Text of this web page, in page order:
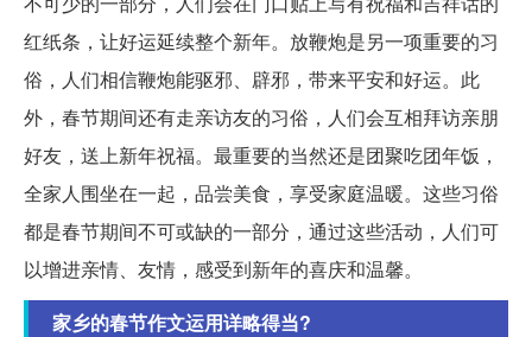
红纸条，让好运延续整个新年。放鞭炮是另一项重要的习
俗，人们相信鞭炮能驱邪、辟邪，带来平安和好运。此
外，春节期间还有走亲访友的习俗，人们会互相拜访亲朋
好友，送上新年祝福。最重要的当然还是团聚吃团年饭，
全家人围坐在一起，品尝美食，享受家庭温暖。这些习俗
都是春节期间不可或缺的一部分，通过这些活动，人们可
以增进亲情、友情，感受到新年的喜庆和温馨。
家乡的春节作文运用详略得当?